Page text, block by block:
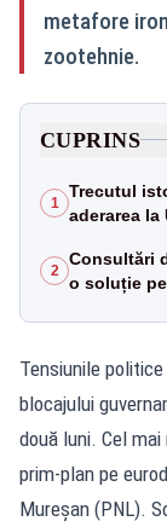
metafore
zootehnie.
CUPRINS
1
Trecutul
aderarea la
2
Consultări
o soluție
Tensiunile
blocajului
două luni. Cel
prim-plan pe
Mureșan (PNL).